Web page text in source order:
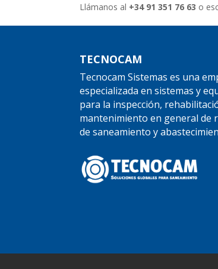
Llámanos al +34 91 351 76 63 o
TECNOCAM
Tecnocam Sistemas es una
especializada en sistemas y
para la inspección,
mantenimiento en general de
de saneamiento y